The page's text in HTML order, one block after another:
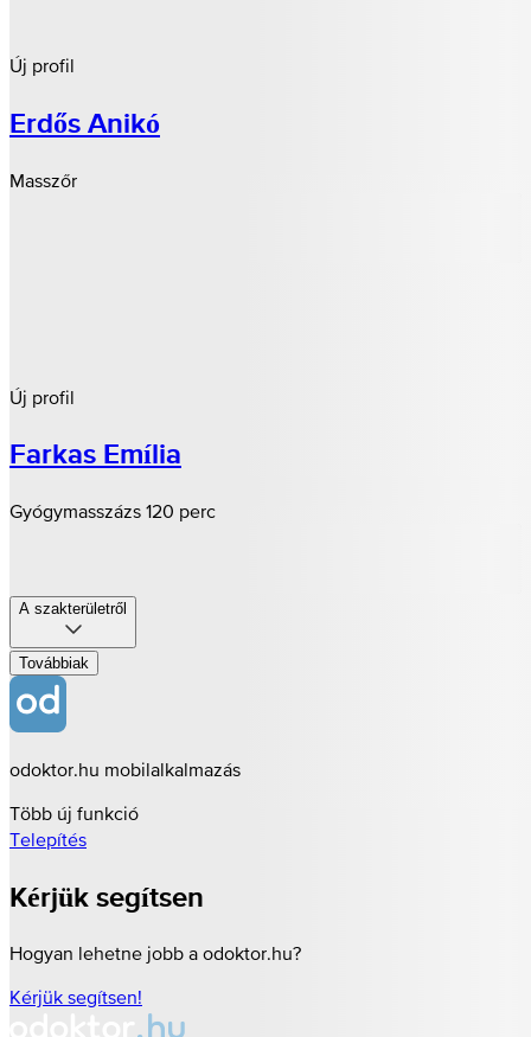
Új profil
Erdős Anikó
Masszőr
Új profil
Farkas Emília
Gyógymasszázs 120 perc
A szakterületről
Továbbiak
odoktor.hu mobilalkalmazás
Több új funkció
Telepítés
Kérjük segítsen
Hogyan lehetne jobb a odoktor.hu?
Kérjük segítsen!